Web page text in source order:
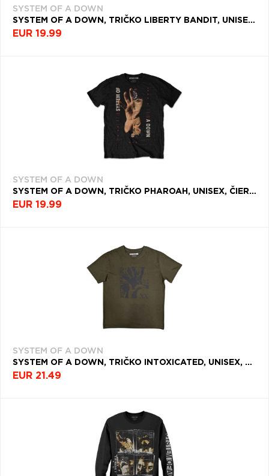
SYSTEM OF A DOWN
SYSTEM OF A DOWN, TRIČKO LIBERTY BANDIT, UNISEX, ČIERNA
EUR 19.99
SYSTEM OF A DOWN
SYSTEM OF A DOWN, TRIČKO PHAROAH, UNISEX, ČIERNA
EUR 19.99
SYSTEM OF A DOWN
SYSTEM OF A DOWN, TRIČKO INTOXICATED, UNISEX, ZELENÁ
EUR 21.49